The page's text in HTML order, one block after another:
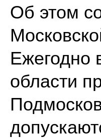
Об этом
Ежегодно
области